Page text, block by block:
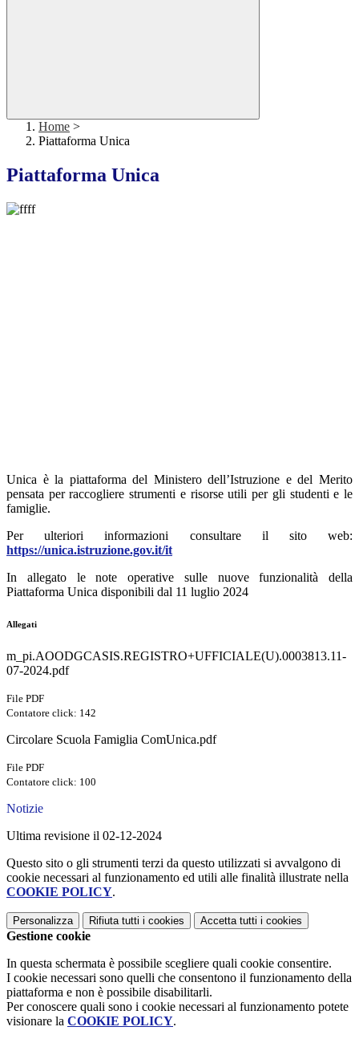
Home >
Piattaforma Unica
Piattaforma Unica
Unica è la piattaforma del Ministero dell’Istruzione e del Merito
pensata per raccogliere strumenti e risorse utili per gli studenti e le
famiglie.
Per ulteriori informazioni consultare il sito web:
https://unica.istruzione.gov.it/it
In allegato le note operative sulle nuove funzionalità della
Piattaforma Unica disponibili dal 11 luglio 2024
Allegati
m_pi.AOODGCASIS.REGISTRO+UFFICIALE(U).0003813.11-
07-2024.pdf
File PDF
Contatore click: 142
Circolare Scuola Famiglia ComUnica.pdf
File PDF
Contatore click: 100
Notizie
Ultima revisione il 02-12-2024
Questo sito o gli strumenti terzi da questo utilizzati si avvalgono di
cookie necessari al funzionamento ed utili alle finalità illustrate nella
COOKIE POLICY.
Personalizza Rifiuta tutti i cookies Accetta tutti i cookies
Gestione cookie
In questa schermata è possibile scegliere quali cookie consentire.
I cookie necessari sono quelli che consentono il funzionamento della
piattaforma e non è possibile disabilitarli.
Per conoscere quali sono i cookie necessari al funzionamento potete
visionare la COOKIE POLICY.